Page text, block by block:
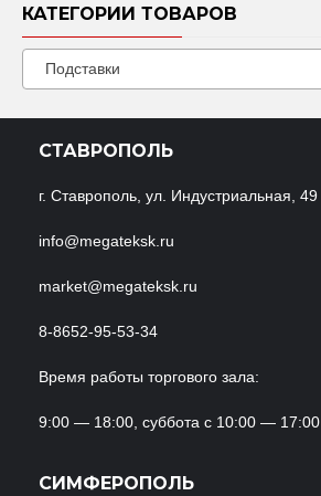
КАТЕГОРИИ ТОВАРОВ
Подставки
СТАВРОПОЛЬ
г. Ставрополь, ул. Индустриальная, 49
info@megateksk.ru
market@megateksk.ru
8-8652-95-53-34
Время работы торгового зала:
9:00 — 18:00, суббота с 10:00 — 17:00
СИМФЕРОПОЛЬ